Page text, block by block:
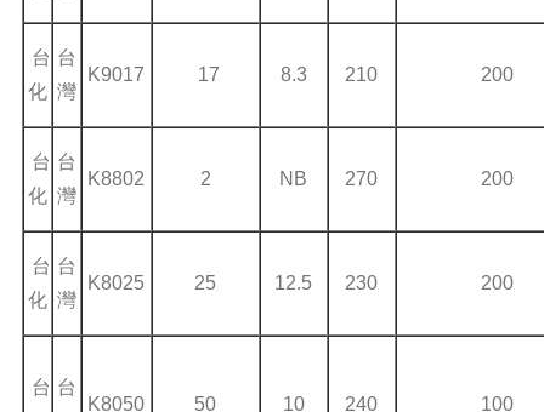
台
化
台
灣
K9017 17 8.3 210 200
台
化
台
灣
K8802 2 NB 270 200
台
化
台
灣
K8025 25 12.5 230 200
台 台
K8050 50 10 240 100